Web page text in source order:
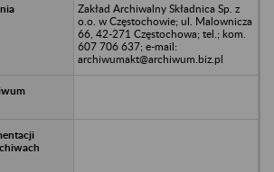
Zakład Archiwalny Składnica Sp. z
o.o. w Częstochowie; ul. Malownicza
66, 42-271 Częstochowa; tel.; kom.
607 706 637; e-mail:
archiwumakt@archiwum.biz.pl